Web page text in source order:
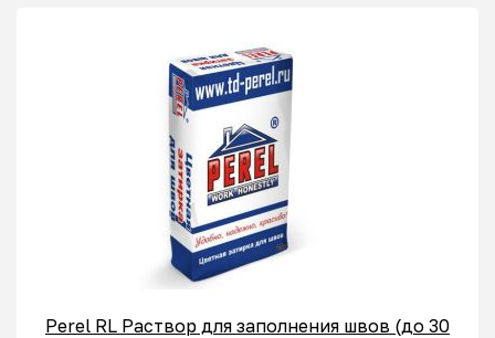
Perel RL Раствор для заполнения швов (до 30